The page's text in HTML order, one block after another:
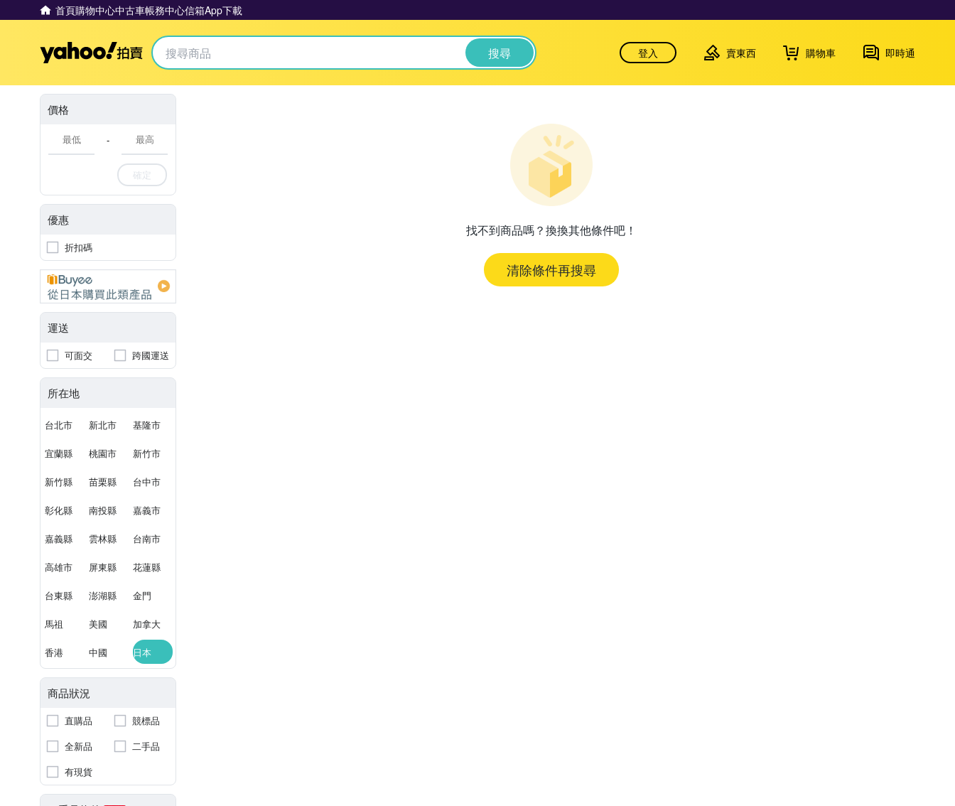
首頁購物中心中古車帳務中心信箱App下載
Yahoo拍賣 搜尋 登入 賣東西 購物車 即時通
價格
-
確定
優惠
折扣碼
運送
可面交 跨國運送
所在地
台北市 新北市 基隆市
宜蘭縣 桃園市 新竹市
新竹縣 苗栗縣 台中市
彰化縣 南投縣 嘉義市
嘉義縣 雲林縣 台南市
高雄市 屏東縣 花蓮縣
台東縣 澎湖縣 金門
馬祖 美國 加拿大
香港 中國 日本
商品狀況
直購品
競標品
全新品
二手品
有現貨
找不到商品嗎？換換其他條件吧！
清除條件再搜尋